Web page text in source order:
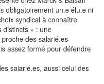
obligatoirement un.e élu.e ni
syndical à connaître
distincts » : une
des salarié.es
assez formé pour défendre
salarié.es, aussi celui des